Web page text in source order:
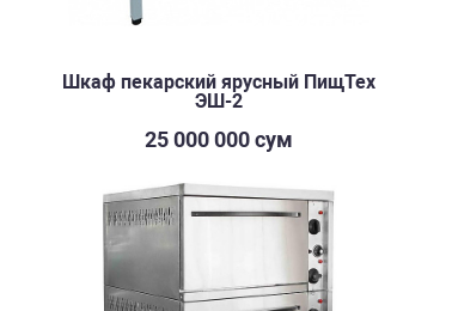
Шкаф пекарский ярусный ПищТех
ЭШ-2
25 000 000 сум